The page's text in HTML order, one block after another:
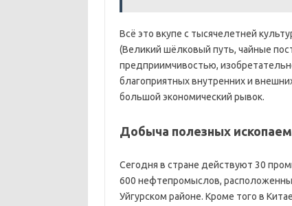
Всё это вкупе с тысячелетней
(Великий шёлковый путь, чайные
предприимчивостью,
благоприятных внутренних и
большой экономический рывок.
Добыча полезных
Сегодня в стране действуют 30
600 нефтепромыслов,
Уйгурском районе. Кроме того в